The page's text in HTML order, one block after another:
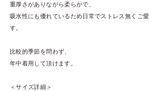
重厚さがありながら柔らかで、
吸水性にも優れているため日常でストレス無くご
す。
比較的季節を問わず、
年中着用して頂けます。
＜サイズ詳細＞